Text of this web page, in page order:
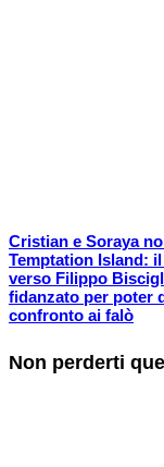
Cristian e Soraya
Temptation Island:
verso Filippo
fidanzato per poter
confronto ai falò
Non perderti